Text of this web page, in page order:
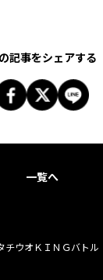
記事をシェアする
一覧へ
チウオＫＩＮＧバトル